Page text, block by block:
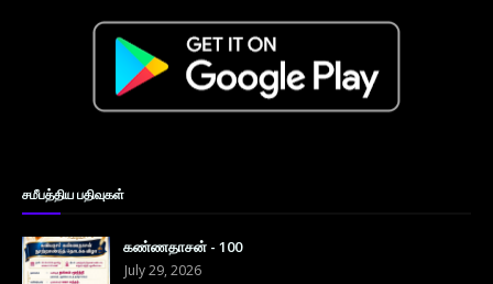
சமீபத்திய பதிவுகள்
கண்ணதாசன் - 100
July 29, 2026